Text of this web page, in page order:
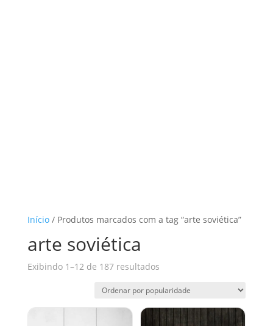
Início/ Produtos marcados com a tag “arte soviética”
arte soviética
Exibindo 1–12 de 187 resultadosClassificado
popularidade